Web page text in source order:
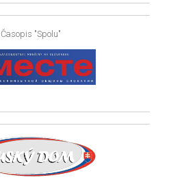
Časopis "Spolu"